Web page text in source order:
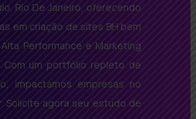
Rio De Janeiro, oferecendo
em criação de sites BH bem
Performance e Marketing
Com um portfólio repleto de
impactamos empresas no
Solicite agora seu estudo de